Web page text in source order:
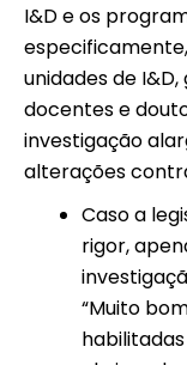
I&D e os
unidades de
docentes e
investigação
alterações
Caso a
rigor,
“Muito